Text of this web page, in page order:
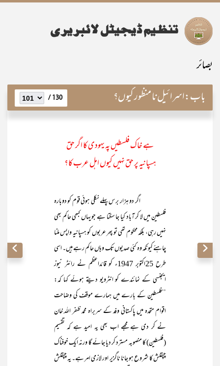
بصائر
باب:اسرائیل نا منظور کیوں؟ 130 /
ہے خاک فلسطیں پہ یہودی کا اگر حق
ہسپانیہ پر حق نہیں کیوں اہل عرب کا؟
اگر دو ہزار برس پہلے نکلی ہوئی قوم کو دوبارہ
فلسطین میں لا کر آباد کیا جا سکتا ہے جو یہاں کبھی حاکم بھی
نہیں رہی، بلکہ محکوم تھی تو پھر عربوں کو ہسپانیہ واپس ملنا
چاہئے کیونکہ وہ کئی صدیوں تک وہاں حاکم رہے ہیں۔ اسی
طرح 25اکتوبر 1947ء کو قائداعظم نے رائٹر نیوز
ایجنسی کے نمائندے کو انٹرویو دیتے ہوئے کہا کہ:
’’فلسطین کے بارے میں ہمارے موقف کی وضاحت
اقوام متحدہ میں پاکستانی وفد کے سربراہ محمد ظفر اللہ خان
نے کر دی ہے مجھے اب بھی یہ امید ہے کہ تقسیم
(فلسطین) کا منصوبہ مسترد کر دیا جائے گا ورنہ ایک خوفناک
چپقلش کا شروع ہو جانا ناگزیر اور لازمی امر ہے۔ یہ چپقلش